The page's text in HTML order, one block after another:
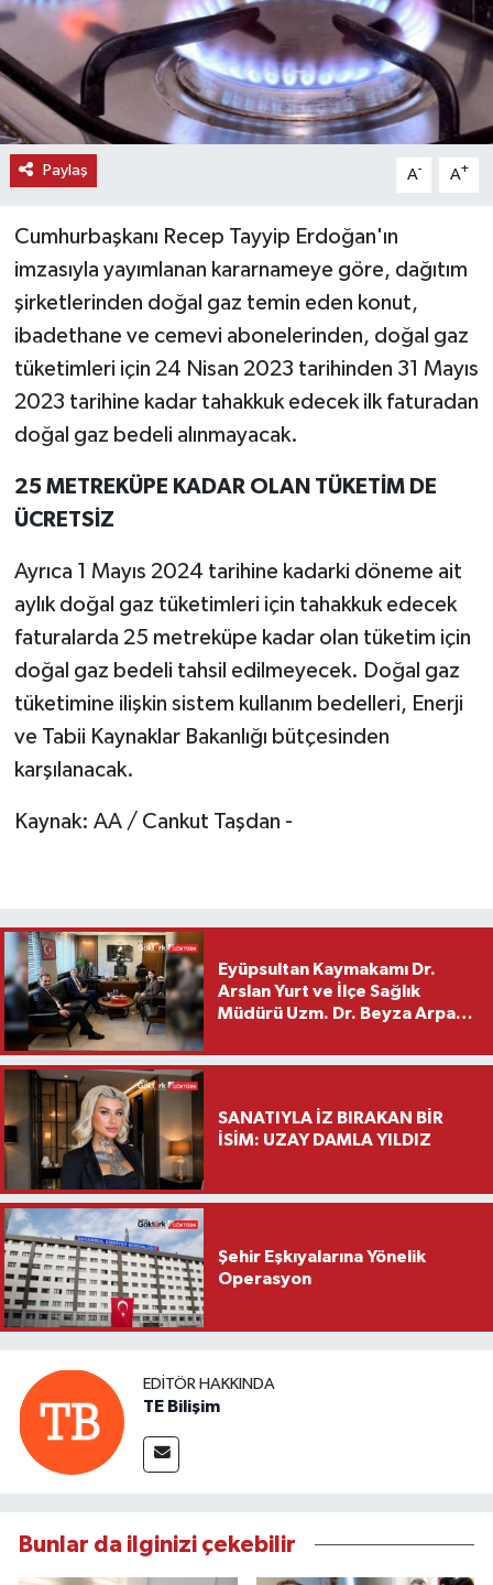
Paylaş A- A+
Cumhurbaşkanı Recep Tayyip Erdoğan'ın
imzasıyla yayımlanan kararnameye göre, dağıtım
şirketlerinden doğal gaz temin eden konut,
ibadethane ve cemevi abonelerinden, doğal gaz
tüketimleri için 24 Nisan 2023 tarihinden 31 Mayıs
2023 tarihine kadar tahakkuk edecek ilk faturadan
doğal gaz bedeli alınmayacak.
25 METREKÜPE KADAR OLAN TÜKETİM DE
ÜCRETSİZ
Ayrıca 1 Mayıs 2024 tarihine kadarki döneme ait
aylık doğal gaz tüketimleri için tahakkuk edecek
faturalarda 25 metreküpe kadar olan tüketim için
doğal gaz bedeli tahsil edilmeyecek. Doğal gaz
tüketimine ilişkin sistem kullanım bedelleri, Enerji
ve Tabii Kaynaklar Bakanlığı bütçesinden
karşılanacak.
Kaynak: AA / Cankut Taşdan -
Eyüpsultan Kaymakamı Dr.
Arslan Yurt ve İlçe Sağlık
Müdürü Uzm. Dr. Beyza Arpacı
Ziyareti
SANATIYLA İZ BIRAKAN BİR
İSİM: UZAY DAMLA YILDIZ
Şehir Eşkıyalarına Yönelik
Operasyon
EDITÖR HAKKINDA
TE Bilişim
Bunlar da ilginizi çekebilir
TİCARET
YAŞAM